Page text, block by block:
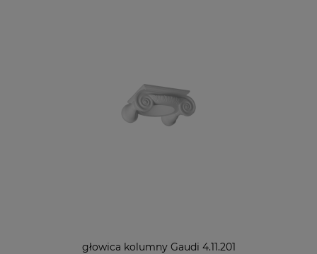
głowica kolumny Gaudi 4.11.201